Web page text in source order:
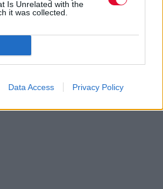
Is Unrelated with the
it was collected.
Data Access Privacy Policy